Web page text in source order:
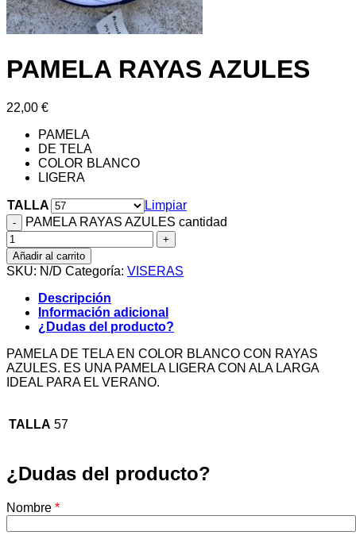
PAMELA RAYAS AZULES
22,00 €
PAMELA
DE TELA
COLOR BLANCO
LIGERA
TALLA
Limpiar
PAMELA RAYAS AZULES cantidad
Añadir al carrito
SKU: N/D Categoría: VISERAS
Descripción
Información adicional
¿Dudas del producto?
PAMELA DE TELA EN COLOR BLANCO CON RAYAS
AZULES. ES UNA PAMELA LIGERA CON ALA LARGA
IDEAL PARA EL VERANO.
TALLA 57
¿Dudas del producto?
Nombre *